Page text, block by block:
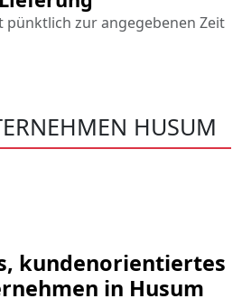
pünktlich zur angegebenen Zeit
HUSUM
kundenorientiertes
in Husum